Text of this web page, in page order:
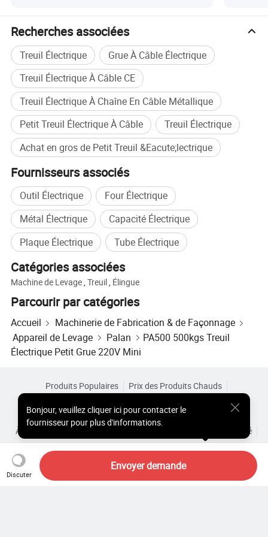
Recherches associées
Treuil Électrique
Grue À Câble Électrique
Treuil Électrique À Câble CE
Treuil Électrique À Chaîne En Câble Métallique
Petit Treuil Électrique À Câble
Treuil Électrique
Achat en gros de Petit Treuil &Eacute;lectrique
Fournisseurs associés
Outil Électrique
Four Électrique
Métal Électrique
Capacité Électrique
Plaque Électrique
Tube Électrique
Catégories associées
Machine de Levage,Treuil, Élingue
Parcourir par catégories
Accueil
Machinerie de Fabrication & de Façonnage
Appareil de Levage
Palan
PA500 500kgs Treuil
Électrique Petit Grue 220V Mini
Discuter
Envoyer demande
Bonjour,veuillez cliquer ici pour contacter le
fournisseur pour plus d'informations.
Produits Populaires
Prix des Produits Chauds
Site PC
Aperçus
À Propos de
Accord d’Utilisateur
Politique de Confidentialité
Contact
Copyright © 2026 Focus Technology Co., Ltd. All Rights Reserved